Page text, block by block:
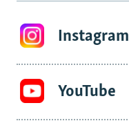
Instagram
YouTube